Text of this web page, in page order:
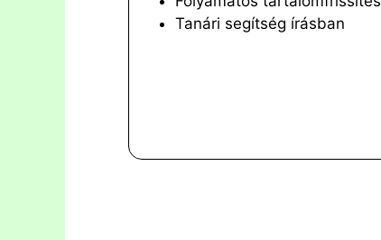
Tanári segítség írásban